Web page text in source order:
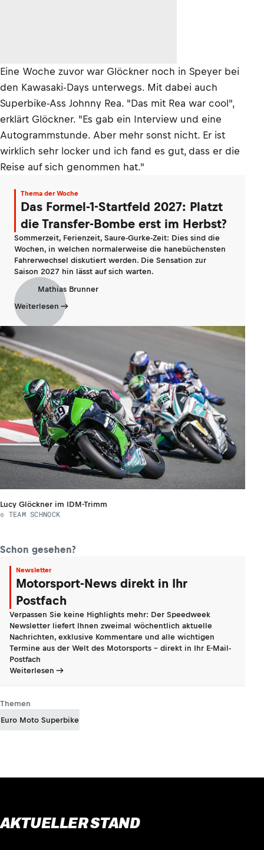
Eine Woche zuvor war Glöckner noch in Speyer bei
den Kawasaki-Days unterwegs. Mit dabei auch
Superbike-Ass Johnny Rea. "Das mit Rea war cool",
erklärt Glöckner. "Es gab ein Interview und eine
Autogrammstunde. Aber mehr sonst nicht. Er ist
wirklich sehr locker und ich fand es gut, dass er die
Reise auf sich genommen hat."
Thema der Woche
Das Formel-1-Startfeld 2027: Platzt
die Transfer-Bombe erst im Herbst?
Sommerzeit, Ferienzeit, Saure-Gurke-Zeit: Dies sind die
Wochen, in welchen normalerweise die hanebüchensten
Fahrerwechsel diskutiert werden. Die Sensation zur
Saison 2027 hin lässt auf sich warten.
Mathias Brunner
Weiterlesen
Lucy Glöckner im IDM-Trimm
© TEAM SCHNOCK
Schon gesehen?
Newsletter
Motorsport-News direkt in Ihr
Postfach
Verpassen Sie keine Highlights mehr: Der Speedweek
Newsletter liefert Ihnen zweimal wöchentlich aktuelle
Nachrichten, exklusive Kommentare und alle wichtigen
Termine aus der Welt des Motorsports - direkt in Ihr E-Mail-
Postfach
Weiterlesen
Themen
Euro Moto Superbike
AKTUELLER STAND